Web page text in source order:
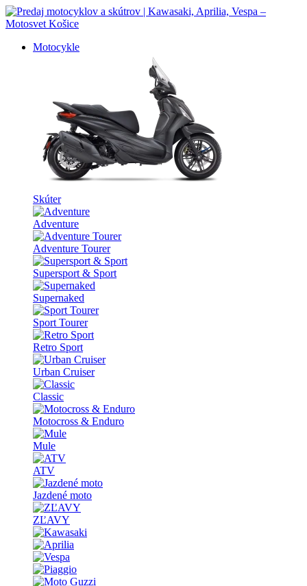
Motocykle
Skúter
Adventure
Adventure Tourer
Supersport & Sport
Supernaked
Sport Tourer
Retro Sport
Urban Cruiser
Classic
Motocross & Enduro
Mule
ATV
Jazdené moto
ZĽAVY